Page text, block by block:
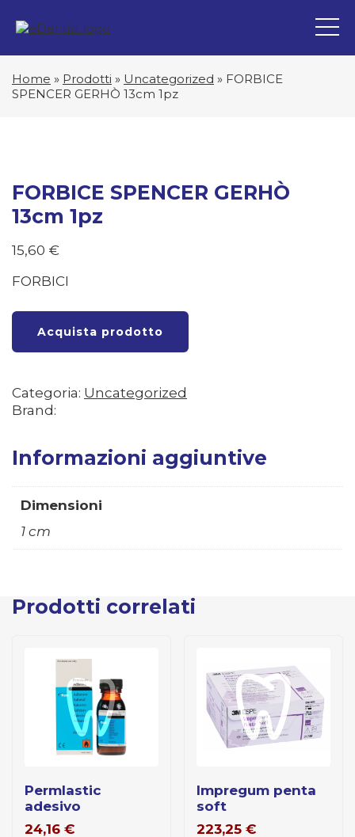
Home » Prodotti » Uncategorized » FORBICE
SPENCER GERHÒ 13cm 1pz
FORBICE SPENCER GERHÒ
13cm 1pz
15,60 €
FORBICI
Acquista prodotto
Categoria: Uncategorized
Brand:
Informazioni aggiuntive
Dimensioni
1 cm
Prodotti correlati
permlastic
adesivo
24,16 €
impregum penta
soft
223,25 €